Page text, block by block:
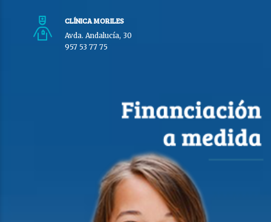
CLÍNICA MORILES
Avda. Andalucía, 30
957 53 77 75